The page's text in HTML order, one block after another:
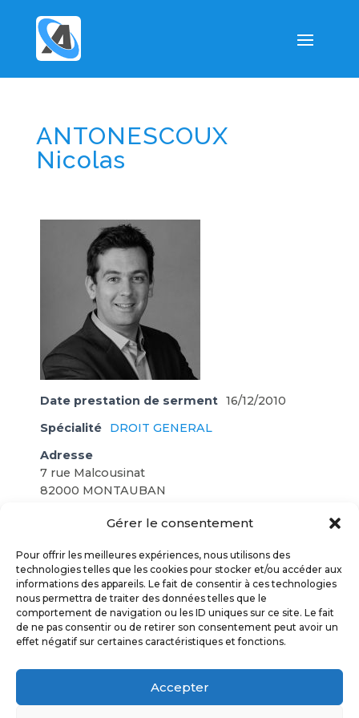
Gérer le consentement
Pour offrir les meilleures expériences, nous utilisons des
technologies telles que les cookies pour stocker et/ou accéder aux
informations des appareils. Le fait de consentir à ces technologies
nous permettra de traiter des données telles que le
comportement de navigation ou les ID uniques sur ce site. Le fait
de ne pas consentir ou de retirer son consentement peut avoir un
effet négatif sur certaines caractéristiques et fonctions.
Accepter
ANTONESCOUX
Nicolas
Date prestation de serment 16/12/2010
Spécialité
DROIT GENERAL
Adresse
7 rue Malcousinat
82000 MONTAUBAN
05 63 92 10 10
E-mail
nicolas.antonescoux@adg-avocats.com
Site Web www.adg-avocats.com
© 2017